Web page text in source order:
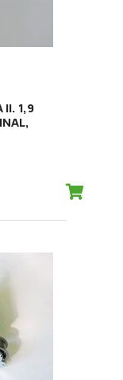
1,9